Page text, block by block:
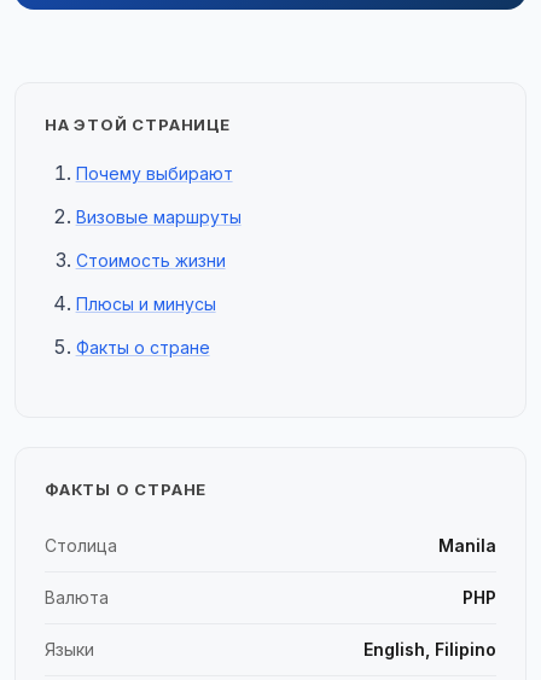
НА ЭТОЙ СТРАНИЦЕ
Почему выбирают
Визовые маршруты
Стоимость жизни
Плюсы и минусы
Факты о стране
ФАКТЫ О СТРАНЕ
Столица Manila
Валюта PHP
Языки English, Filipino